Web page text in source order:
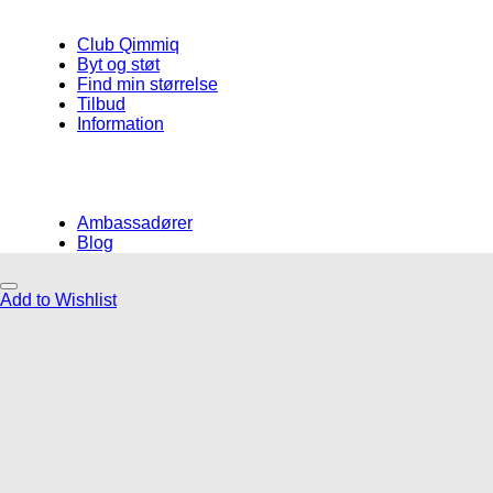
Club Qimmiq
Byt og støt
Find min størrelse
Tilbud
Information
Ambassadører
Blog
Add to Wishlist